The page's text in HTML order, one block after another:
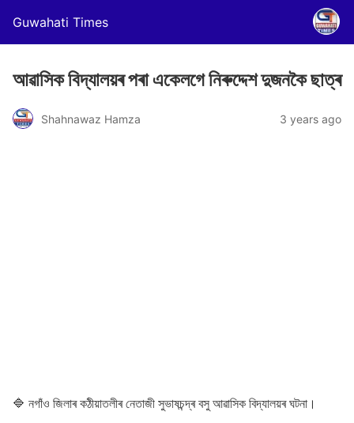
Guwahati Times
আৱাসিক বিদ্যালয়ৰ পৰা একেলগে নিৰুদ্দেশ দুজনকৈ ছাত্ৰ
Shahnawaz Hamza 3 years ago
🔷 নগাঁও জিলাৰ কঠীয়াতলীৰ নেতাজী সুভাষচন্দ্ৰ বসু আৱাসিক বিদ্যালয়ৰ ঘটনা।